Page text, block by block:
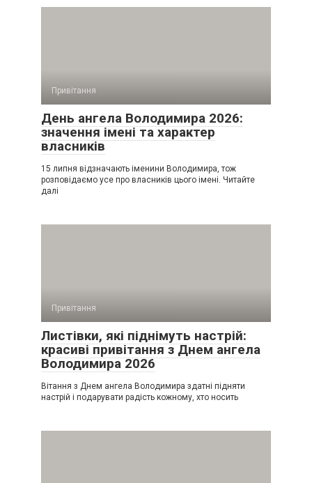
Привітання
День ангела Володимира 2026:
значення імені та характер
власників
15 липня відзначають іменини Володимира, тож
розповідаємо усе про власників цього імені. Читайте
далі
Привітання
Листівки, які піднімуть настрій:
красиві привітання з Днем ангела
Володимира 2026
Вітання з Днем ангела Володимира здатні підняти
настрій і подарувати радість кожному, хто носить